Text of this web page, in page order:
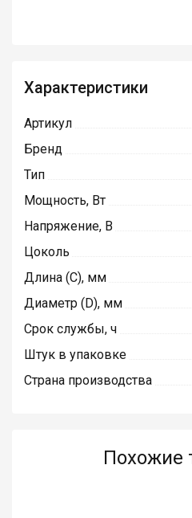
Характеристики
Артикул
Бренд
Тип
Мощность, Вт
Напряжение, В
Цоколь
Длина (C), мм
Диаметр (D), мм
Срок службы, ч
Штук в упаковке
Страна производства
Похожие